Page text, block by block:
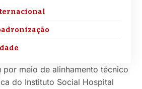
meio de alinhamento técnico
do Instituto Social Hospital